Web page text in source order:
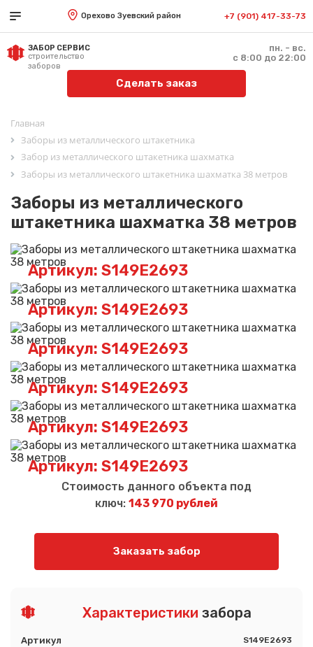
Орехово Зуевский район +7 (901) 417-33-73
ЗАБОР СЕРВИС
строительство
заборов
пн. - вс.
с 8:00 до 22:00
Сделать заказ
Главная
Заборы из металлического штакетника
Забор из металлического штакетника шахматка
Заборы из металлического штакетника шахматка 38 метров
Заборы из металлического
штакетника шахматка 38 метров
Артикул: S149E2693
Артикул: S149E2693
Артикул: S149E2693
Артикул: S149E2693
Артикул: S149E2693
Артикул: S149E2693
Стоимость данного объекта под
ключ: 143 970 рублей
Заказать забор
Характеристики забора
Артикул S149E2693